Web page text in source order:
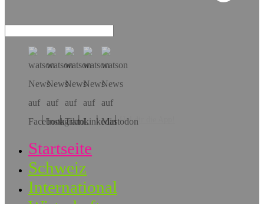
Hol dir die App!
Startseite
Schweiz
International